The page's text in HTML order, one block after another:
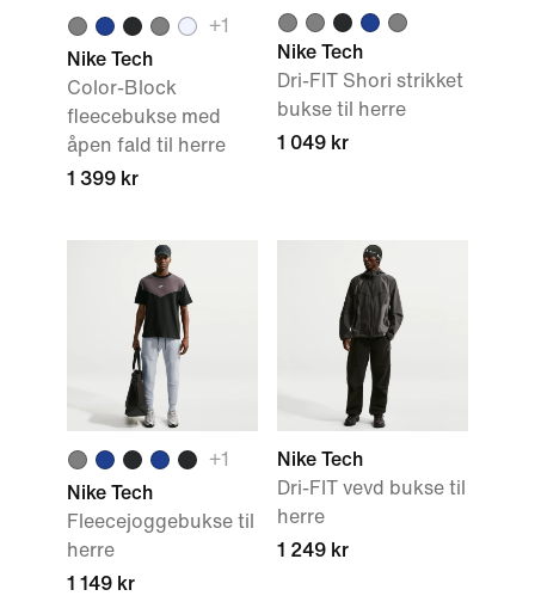
+1
Nike Tech
Color-Block
fleecebukse med
åpen fald til herre
1 399 kr
Nike Tech
Dri-FIT Shori strikket
bukse til herre
1 049 kr
+1
Nike Tech
Fleecejoggebukse til
herre
1 149 kr
Nike Tech
Dri-FIT vevd bukse til
herre
1 249 kr